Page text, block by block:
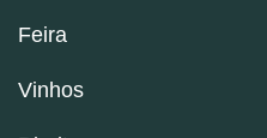
Feira
Vinhos